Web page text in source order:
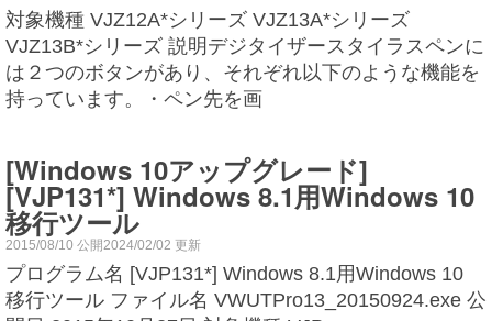
対象機種 VJZ12A*シリーズ VJZ13A*シリーズ
VJZ13B*シリーズ 説明デジタイザースタイラスペンに
は２つのボタンがあり、それぞれ以下のような機能を
持っています。・ペン先を画
[Windows 10アップグレード]
[VJP131*] Windows 8.1用Windows 10
移行ツール
2015/08/10 公開2024/02/02 更新
プログラム名 [VJP131*] Windows 8.1用Windows 10
移行ツール ファイル名 VWUTPro13_20150924.exe 公